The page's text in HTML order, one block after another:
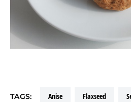
TAGS: anise flaxseed